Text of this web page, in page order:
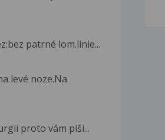
patrné lom.linie...
levé noze.Na
proto vám píši...